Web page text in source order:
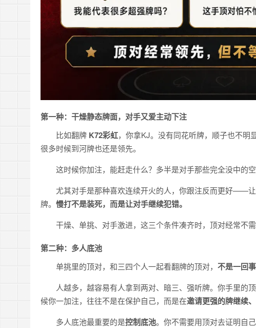
第一种：干燥静态牌面，对手又爱主动下注
比如翻牌 K72彩虹，你拿KJ。没有同花听牌，顺子也不明
很多时候到河牌也还是领先。
这时候你加注，能赶走什么？多半是对手那些完全没中的
尤其对手是那种喜欢连续开火的人，你跟注反而更好——
牌。 慢打不是装死，而是让对手继续犯错。
干燥、单挑、对手激进，这三个条件凑齐时，顶对经常不需
第二种：多人底池
单挑里的顶对，和三四个人一起看翻牌的顶对， 不是一回事
人越多，越容易有人拿到两对、暗三、强听牌。你手里的
候你一加注，往往不是在保护自己，而是在邀请更强的牌继续
多人底池最重要的是控制底池。你不需要用顶对去证明自